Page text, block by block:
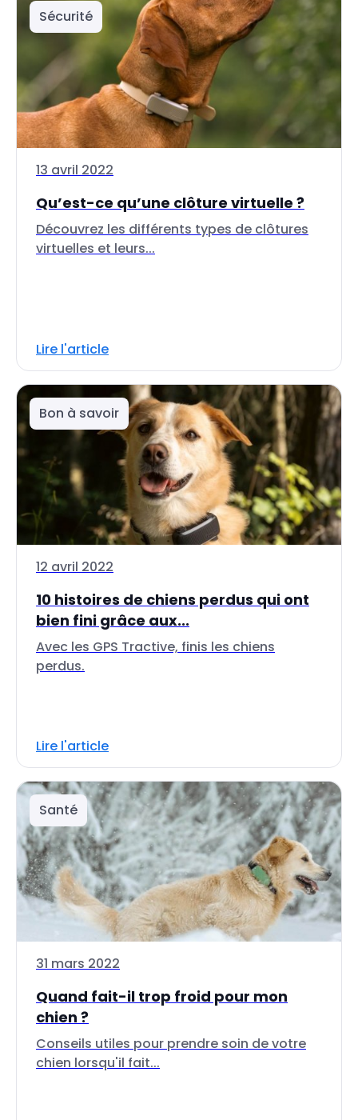
Sécurité
13 avril 2022
Qu’est-ce qu’une clôture virtuelle ?
Découvrez les différents types de clôtures
virtuelles et leurs...
Lire l'article
Bon à savoir
12 avril 2022
10 histoires de chiens perdus qui ont
bien fini grâce aux...
Avec les GPS Tractive, finis les chiens
perdus.
Lire l'article
Santé
31 mars 2022
Quand fait-il trop froid pour mon
chien ?
Conseils utiles pour prendre soin de votre
chien lorsqu'il fait...